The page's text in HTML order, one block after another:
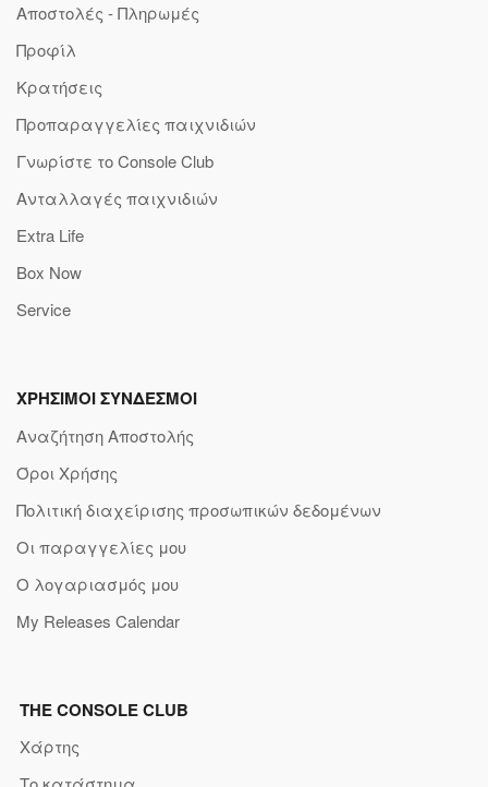
Αποστολές - Πληρωμές
Προφίλ
Κρατήσεις
Προπαραγγελίες παιχνιδιών
Γνωρίστε το Console Club
Ανταλλαγές παιχνιδιών
Extra Life
Box Now
Service
ΧΡΗΣΙΜΟΙ ΣΥΝΔΕΣΜΟΙ
Αναζήτηση Αποστολής
Όροι Χρήσης
Πολιτική διαχείρισης προσωπικών δεδομένων
Οι παραγγελίες μου
Ο λογαριασμός μου
My Releases Calendar
THE CONSOLE CLUB
Χάρτης